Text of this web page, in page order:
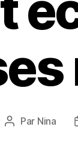
Auteur
Par Nina